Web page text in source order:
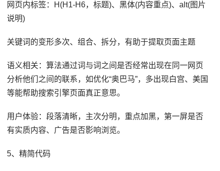
网页内标签：H(H1-H6，标题)、黑体(内容重点)、alt(图片
说明)
关键词的变形多次、组合、拆分，有助于提取页面主题
语义相关：算法通过词与词之间是否经常出现在同一网页
分析他们之间的联系，如优化“奥巴马”，多出现白宫、美国
等能帮助搜索引擎页面真正意思。
用户体验：段落清晰，主次分明，重点加黑，第一屏是否
有实质内容、广告是否影响浏览。
5、精简代码